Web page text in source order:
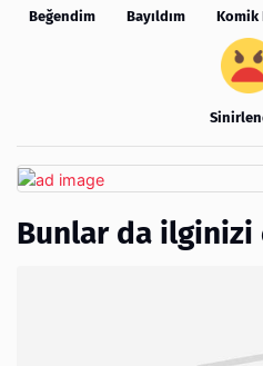
Beğendim Bayıldım Komik
Bunlar da